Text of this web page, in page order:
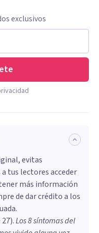
exclusivos
evitas
tus lectores acceder
más información
de dar crédito a los
).Los 8 síntomas del